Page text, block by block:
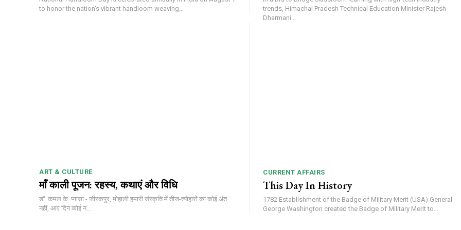
to honor the nation's vibrant handloom weaving...
trends, Himachal Pradesh Technical Education Minister Rajesh
Dharmani...
ART & CULTURE
माँ काली पूजन: रहस्य, कथाएं और विधि
डॉ. कमल के. प्यासा - जीरकपुर, मोहाली हमारी संस्कृति में तीज-त्योहारों का कोई अंत
नहीं, आए दिन कोई न...
CURRENT AFFAIRS
This Day In History
1782 Establishment of the Badge of Military Merit (USA) General
George Washington created the Badge of Military Merit to...